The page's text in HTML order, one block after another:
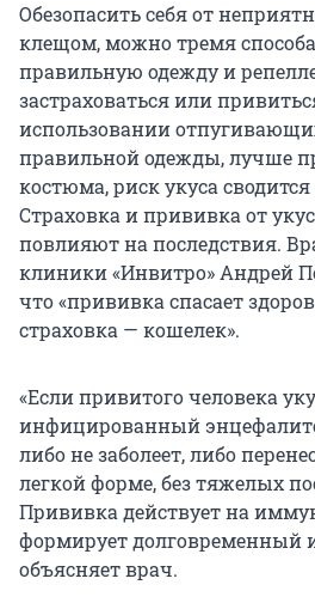
Обезопасить себя от
клещом, можно тремя
правильную одежду и
застраховаться или
использовании
правильной одежды, лучше
костюма, риск укуса
Страховка и прививка от
повлияют на последствия.
клиники «Инвитро» Андрей
что «прививка спасает
страховка — кошелек».
«Если привитого человека
инфицированный
либо не заболеет, либо
легкой форме, без тяжелых
Прививка действует на
формирует долговременный
объясняет врач.